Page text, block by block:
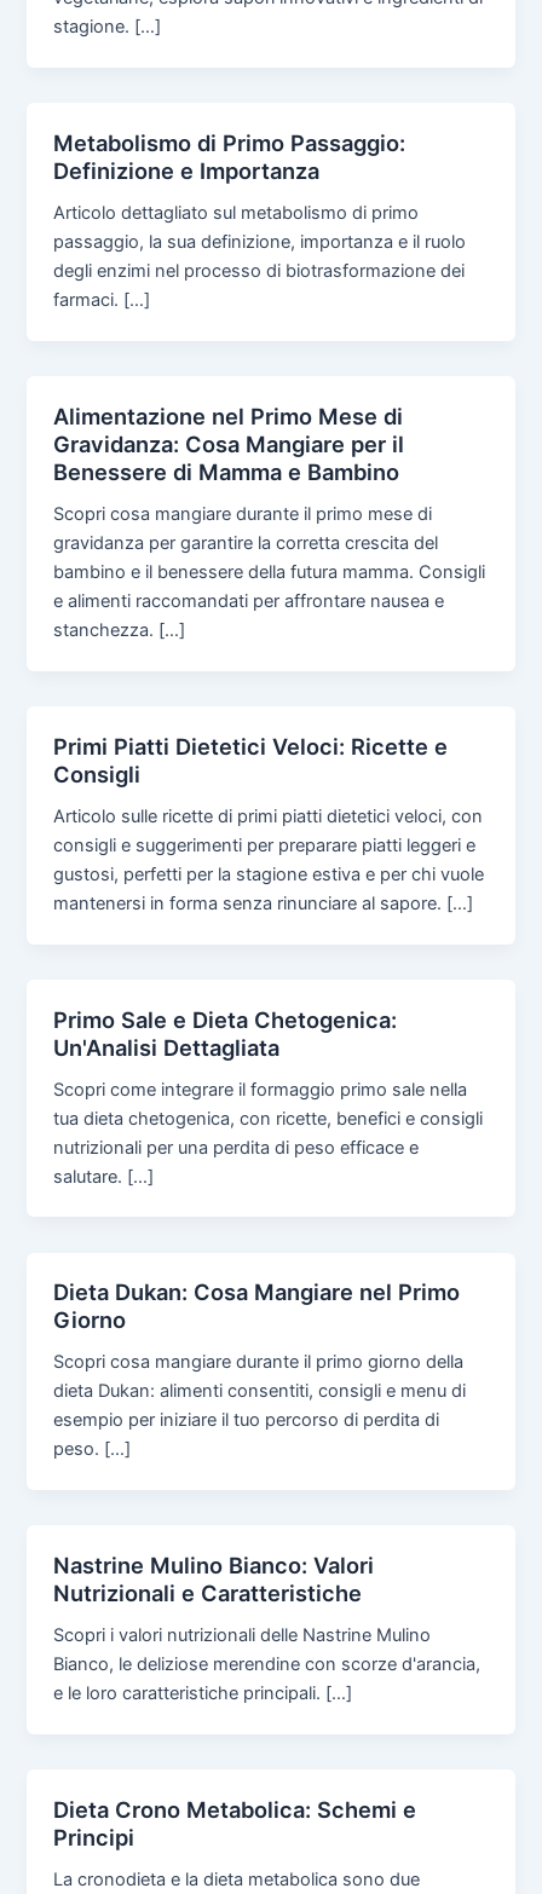
stagione. […]
Metabolismo di Primo Passaggio:
Definizione e Importanza
Articolo dettagliato sul metabolismo di primo
passaggio, la sua definizione, importanza e il ruolo
degli enzimi nel processo di biotrasformazione dei
farmaci. […]
Alimentazione nel Primo Mese di
Gravidanza: Cosa Mangiare per il
Benessere di Mamma e Bambino
Scopri cosa mangiare durante il primo mese di
gravidanza per garantire la corretta crescita del
bambino e il benessere della futura mamma. Consigli
e alimenti raccomandati per affrontare nausea e
stanchezza. […]
Primi Piatti Dietetici Veloci: Ricette e
Consigli
Articolo sulle ricette di primi piatti dietetici veloci, con
consigli e suggerimenti per preparare piatti leggeri e
gustosi, perfetti per la stagione estiva e per chi vuole
mantenersi in forma senza rinunciare al sapore. […]
Primo Sale e Dieta Chetogenica:
Un'Analisi Dettagliata
Scopri come integrare il formaggio primo sale nella
tua dieta chetogenica, con ricette, benefici e consigli
nutrizionali per una perdita di peso efficace e
salutare. […]
Dieta Dukan: Cosa Mangiare nel Primo
Giorno
Scopri cosa mangiare durante il primo giorno della
dieta Dukan: alimenti consentiti, consigli e menu di
esempio per iniziare il tuo percorso di perdita di
peso. […]
Nastrine Mulino Bianco: Valori
Nutrizionali e Caratteristiche
Scopri i valori nutrizionali delle Nastrine Mulino
Bianco, le deliziose merendine con scorze d'arancia,
e le loro caratteristiche principali. […]
Dieta Crono Metabolica: Schemi e
Principi
La cronodieta e la dieta metabolica sono due